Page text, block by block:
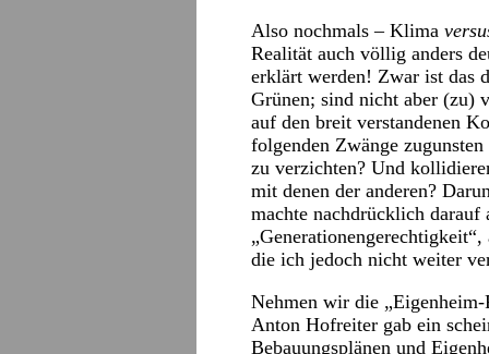
Also nochmals – Klima
Realität auch völlig anders
erklärt werden! Zwar ist das
Grünen; sind nicht aber (zu)
auf den breit verstandenen
folgenden Zwänge
zu verzichten? Und
mit denen der anderen?
machte nachdrücklich darauf
die ich jedoch nicht weiter
Nehmen wir die
Anton Hofreiter gab ein
Bebauungsplänen und